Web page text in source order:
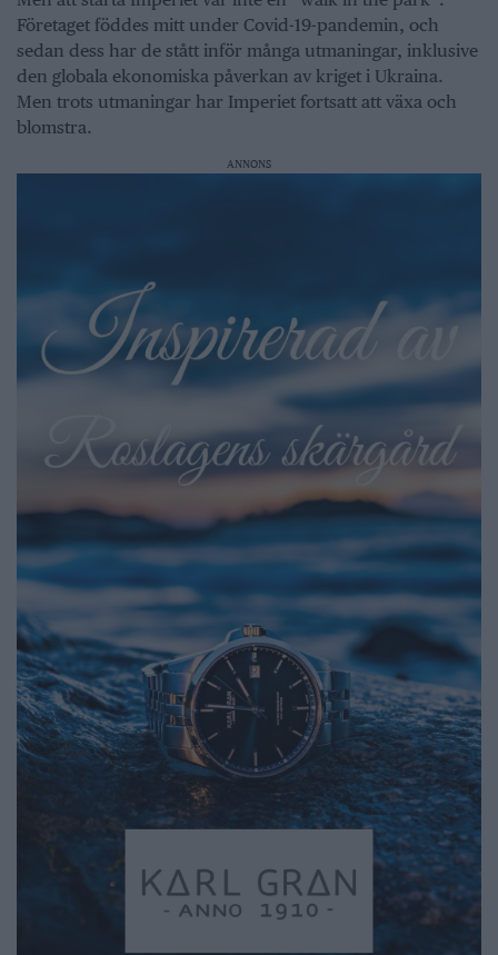
Företaget föddes mitt under Covid-19-pandemin, och
sedan dess har de stått inför många utmaningar, inklusive
den globala ekonomiska påverkan av kriget i Ukraina.
Men trots utmaningar har Imperiet fortsatt att växa och
blomstra.
ANNONS